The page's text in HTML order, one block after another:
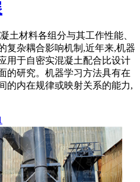
土材料各组分与其工作性能、
复杂耦合影响机制,近年来,机器
用于自密实混凝土配合比设计
的研究。机器学习方法具有在
的内在规律或映射关系的能力,